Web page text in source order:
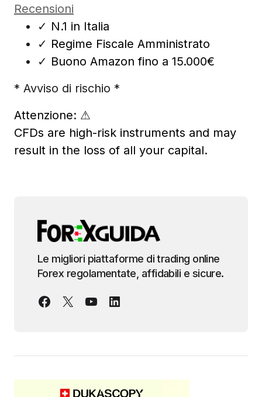
Recensioni
✓ N.1 in Italia
✓ Regime Fiscale Amministrato
✓ Buono Amazon fino a 15.000€
* Avviso di rischio *
Attenzione: ⚠
CFDs are high-risk instruments and may
result in the loss of all your capital.
Le migliori piattaforme di trading online
Forex regolamentate, affidabili e sicure.